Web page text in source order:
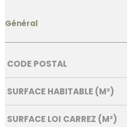
Général
Caractérisque Valeurs
CODE POSTAL
SURFACE HABITABLE (M²)
SURFACE LOI CARREZ (M²)